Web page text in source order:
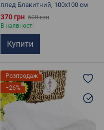
плед Блакитний, 100х100 см
370 грн 500 грн
В наявності
Купити
Розпродаж
−26%